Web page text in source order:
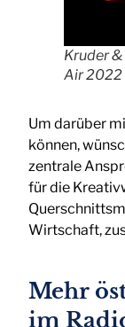
Kruder
Air 2022
Um darüber
können,
zentrale
für die
Wirtschaft,
Mehr
im